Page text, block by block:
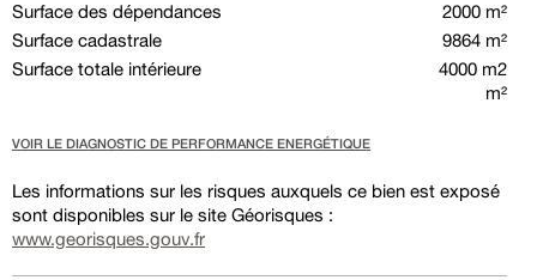
Surface des dépendances
2000 m²
Surface cadastrale
9864 m²
Surface totale intérieure
4000 m2
m²
VOIR LE DIAGNOSTIC DE PERFORMANCE ENERGÉTIQUE
Les informations sur les risques auxquels ce bien est exposé
sont disponibles sur le site Géorisques :
www.georisques.gouv.fr